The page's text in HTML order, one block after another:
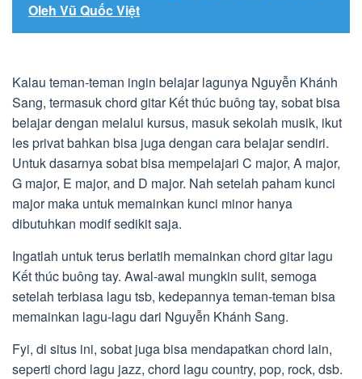
Oleh Vũ Quốc Việt
Kalau teman-teman ingin belajar lagunya Nguyễn Khánh
Sang, termasuk chord gitar Kết thúc buông tay, sobat bisa
belajar dengan melalui kursus, masuk sekolah musik, ikut
les privat bahkan bisa juga dengan cara belajar sendiri.
Untuk dasarnya sobat bisa mempelajari C major, A major,
G major, E major, and D major. Nah setelah paham kunci
major maka untuk memainkan kunci minor hanya
dibutuhkan modif sedikit saja.
Ingatlah untuk terus berlatih memainkan chord gitar lagu
Kết thúc buông tay. Awal-awal mungkin sulit, semoga
setelah terbiasa lagu tsb, kedepannya teman-teman bisa
memainkan lagu-lagu dari Nguyễn Khánh Sang.
Fyi, di situs ini, sobat juga bisa mendapatkan chord lain,
seperti chord lagu jazz, chord lagu country, pop, rock, dsb.